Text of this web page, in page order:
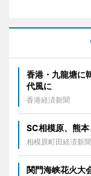
香港・九龍塘に
代風に
香港経済新聞
SC相模原、熊
相模原町田経済新聞
関門海峡花火大